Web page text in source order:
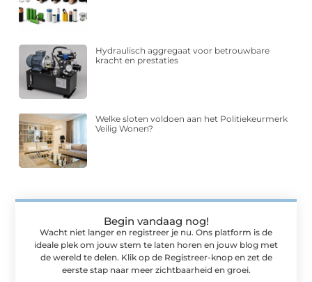
Hydraulisch aggregaat voor betrouwbare
kracht en prestaties
Welke sloten voldoen aan het Politiekeurmerk
Veilig Wonen?
Begin vandaag nog!
Wacht niet langer en registreer je nu. Ons platform is de
ideale plek om jouw stem te laten horen en jouw blog met
de wereld te delen. Klik op de Registreer-knop en zet de
eerste stap naar meer zichtbaarheid en groei.